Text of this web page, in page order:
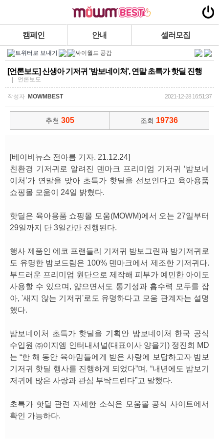
캠페인 안내 셀러모집
[언론보도] 신생아 기저귀 '밤보네이처', 연말 초특가 핫딜 진행
| 언론보도
작성자 MOWMBEST 2021-12-28 16:51:37
추천 305 조회 19736
[베이비뉴스 전아름 기자. 21.12.24]
친환경 기저귀로 알려진 덴마크 프리미엄 기저귀 ‘밤보네
이처’가 연말을 맞아 초특가 핫딜을 선보인다고 육아용품
쇼핑몰 모움이 24일 밝혔다.
핫딜은 육아용품 쇼핑몰 모움(MOWM)에서 오는 27일부터
29일까지 단 3일간만 진행된다.
행사 제품인 에코 프랜들리 기저귀 밤보그린과 밤기저귀로
도 유명한 밤보드림은 100% 덴마크에서 제조한 기저귀다.
부드러운 프리미엄 원단으로 제작해 피부가 예민한 아이도
사용할 수 있으며, 얇으면서도 통기성과 흡수력 모두를 잡
아, '새지 않는 기저귀'로도 유명하다고 모움 관계자는 설명
했다.
밤보네이처 초특가 핫딜을 기획안 밤보네이처 한국 공식
수입원 ㈜이지엠 인터내셔널(대표이사 양을기) 정진희 MD
는 “한 해 동안 육아맘들에게 받은 사랑에 보답하고자 밤보
기저귀 핫딜 행사를 진행하게 되었다”며, “내년에도 밤보기
저귀에 많은 사랑과 관심 부탁드린다”고 말했다.
초특가 핫딜 관련 자세한 소식은 모움몰 공식 사이트에서
확인 가능하다.